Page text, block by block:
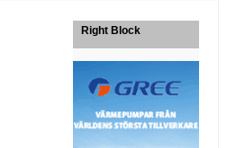
Right Block